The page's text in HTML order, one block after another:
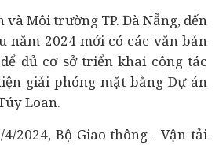
và Môi trường TP. Đà Nẵng, đến
năm 2024 mới có các văn bản
đủ cơ sở triển khai công tác
giải phóng mặt bằng Dự án
Loan.
2024, Bộ Giao thông - Vận tải